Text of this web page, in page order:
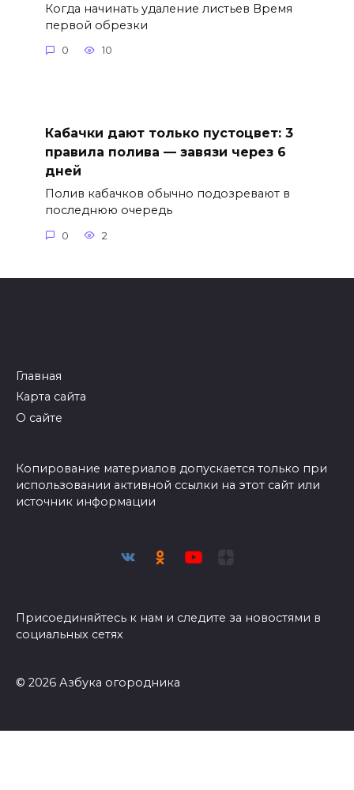
Когда начинать удаление листьев Время
первой обрезки
0 10
Кабачки дают только пустоцвет: 3
правила полива — завязи через 6
дней
Полив кабачков обычно подозревают в
последнюю очередь
0 2
Главная
Карта сайта
О сайте
Копирование материалов допускается только при
использовании активной ссылки на этот сайт или
источник информации
Присоединяйтесь к нам и следите за новостями в
социальных сетях
© 2026 Азбука огородника